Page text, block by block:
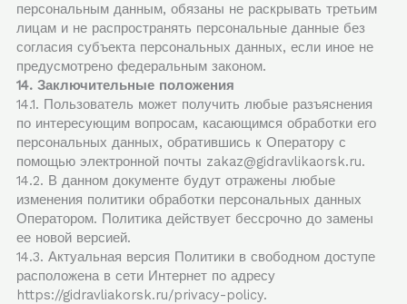
персональным данным, обязаны не раскрывать третьим
лицам и не распространять персональные данные без
согласия субъекта персональных данных, если иное не
предусмотрено федеральным законом.
14. Заключительные положения
14.1. Пользователь может получить любые разъяснения
по интересующим вопросам, касающимся обработки его
персональных данных, обратившись к Оператору с
помощью электронной почты zakaz@gidravlikaorsk.ru.
14.2. В данном документе будут отражены любые
изменения политики обработки персональных данных
Оператором. Политика действует бессрочно до замены
ее новой версией.
14.3. Актуальная версия Политики в свободном доступе
расположена в сети Интернет по адресу
https://gidravliakorsk.ru/privacy-policy.